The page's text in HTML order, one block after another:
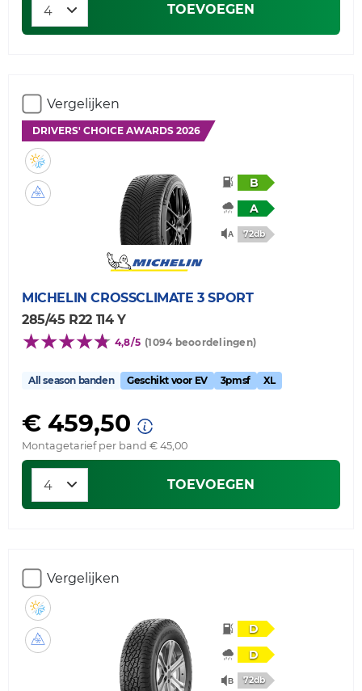
TOEVOEGEN
Vergelijken
DRIVERS' CHOICE AWARDS 2026
B
A
72db
MICHELIN CROSSCLIMATE 3 SPORT
285/45 R22 114 Y
4,8/5 (1094 beoordelingen)
All season banden Geschikt voor EV 3pmsf XL
€ 459,50
Montagetarief per band € 45,00
TOEVOEGEN
Vergelijken
D
D
72db